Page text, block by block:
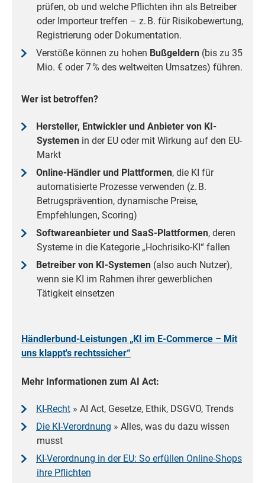
prüfen, ob und welche Pflichten ihn als Betreiber
oder Importeur treffen – z. B. für Risikobewertung,
Registrierung oder Dokumentation.
Verstöße können zu hohen Bußgeldern (bis zu 35
Mio. € oder 7 % des weltweiten Umsatzes) führen.
Wer ist betroffen?
Hersteller, Entwickler und Anbieter von KI-
Systemenin der EU oder mit Wirkung auf den EU-
Markt
Online-Händler und Plattformen, die KI für
automatisierte Prozesse verwenden (z. B.
Betrugsprävention, dynamische Preise,
Empfehlungen, Scoring)
Softwareanbieter und SaaS-Plattformen, deren
Systeme in die Kategorie „Hochrisiko-KI“ fallen
Betreiber von KI-Systemen (also auch Nutzer),
wenn sie KI im Rahmen ihrer gewerblichen
Tätigkeit einsetzen
Händlerbund-Leistungen „KI im E-Commerce – Mit
uns klappt's rechtssicher“
Mehr Informationen zum AI Act:
KI-Recht » AI Act, Gesetze, Ethik, DSGVO, Trends
Die KI-Verordnung » Alles, was du dazu wissen
musst
KI-Verordnung in der EU: So erfüllen Online-Shops
ihre Pflichten